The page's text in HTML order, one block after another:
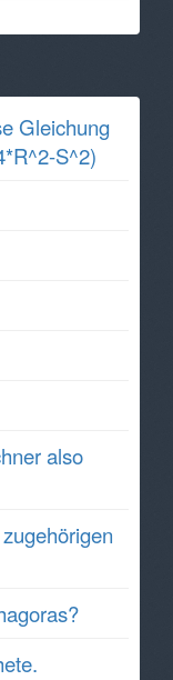
Gleichung
S^2)
also